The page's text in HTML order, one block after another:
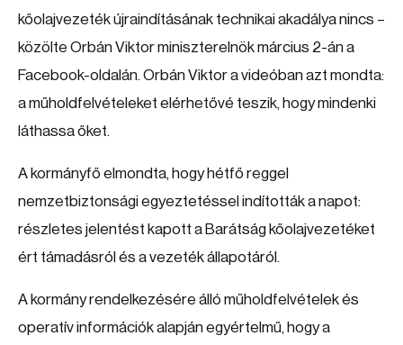
kőolajvezeték újraindításának technikai akadálya nincs –
közölte Orbán Viktor miniszterelnök március 2-án a
Facebook-oldalán. Orbán Viktor a videóban azt mondta:
a műholdfelvételeket elérhetővé teszik, hogy mindenki
láthassa őket.
A kormányfő elmondta, hogy hétfő reggel
nemzetbiztonsági egyeztetéssel indították a napot:
részletes jelentést kapott a Barátság kőolajvezetéket
ért támadásról és a vezeték állapotáról.
A kormány rendelkezésére álló műholdfelvételek és
operatív információk alapján egyértelmű, hogy a